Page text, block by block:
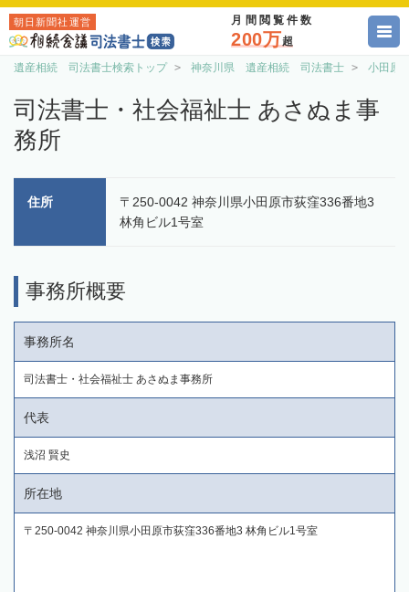
朝日新聞社運営 月間閲覧件数
200万超
遺産相続 司法書士検索トップ 神奈川県 遺産相続 司法書士 小田原
司法書士・社会福祉士 あさぬま事
務所
住所
〒250-0042 神奈川県小田原市荻窪336番地3
林角ビル1号室
事務所概要
事務所名
司法書士・社会福祉士 あさぬま事務所
代表
浅沼 賢史
所在地
〒250-0042 神奈川県小田原市荻窪336番地3 林角ビル1号室